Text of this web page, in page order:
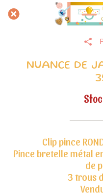
NUANCE DE
Clip pince
Pince bretelle métal
de
3 trous